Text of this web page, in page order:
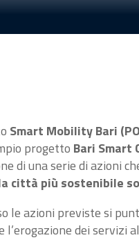
Smart Mobility Bari
progetto Bari Smart
di una serie di azioni
città più sostenibile
le azioni previste si
l’erogazione dei servizi